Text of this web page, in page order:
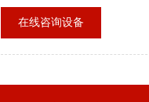
在线咨询设备